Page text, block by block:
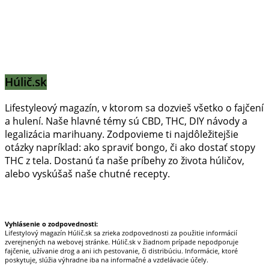
Húlič.sk
Lifestyleový magazín, v ktorom sa dozvieš všetko o fajčení
a hulení. Naše hlavné témy sú CBD, THC, DIY návody a
legalizácia marihuany. Zodpovieme ti najdôležitejšie
otázky napríklad: ako spraviť bongo, či ako dostať stopy
THC z tela. Dostanú ťa naše príbehy zo života húličov,
alebo vyskúšaš naše chutné recepty.
Vyhlásenie o zodpovednosti:
Lifestylový magazín Húlič.sk sa zrieka zodpovednosti za použitie informácií
zverejnených na webovej stránke. Húlič.sk v žiadnom prípade nepodporuje
fajčenie, užívanie drog a ani ich pestovanie, či distribúciu. Informácie, ktoré
poskytuje, slúžia výhradne iba na informačné a vzdelávacie účely.